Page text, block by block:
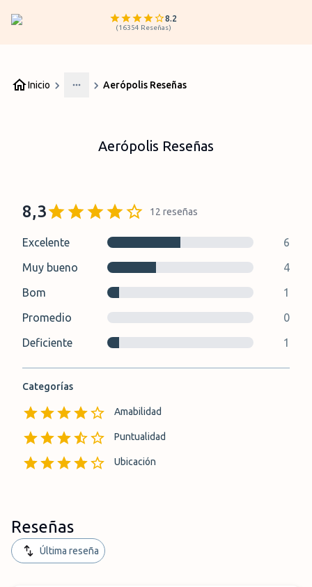
8.2
(16354 Reseñas)
Inicio
More
Aerópolis Reseñas
Aerópolis Reseñas
8,3 12 reseñas
Excelente
6
Muy bueno
4
Bom
1
Promedio
0
Deficiente
1
Categorías
Amabilidad
Puntualidad
Ubicación
Reseñas
Última reseña